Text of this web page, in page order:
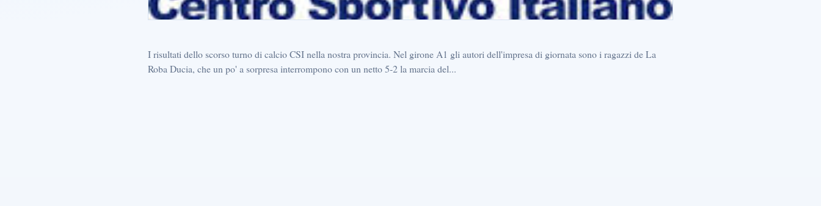
I risultati dello scorso turno di calcio CSI nella nostra provincia. Nel girone A1 gli autori dell'impresa di giornata sono i ragazzi de La
Roba Ducia, che un po' a sorpresa interrompono con un netto 5-2 la marcia del...